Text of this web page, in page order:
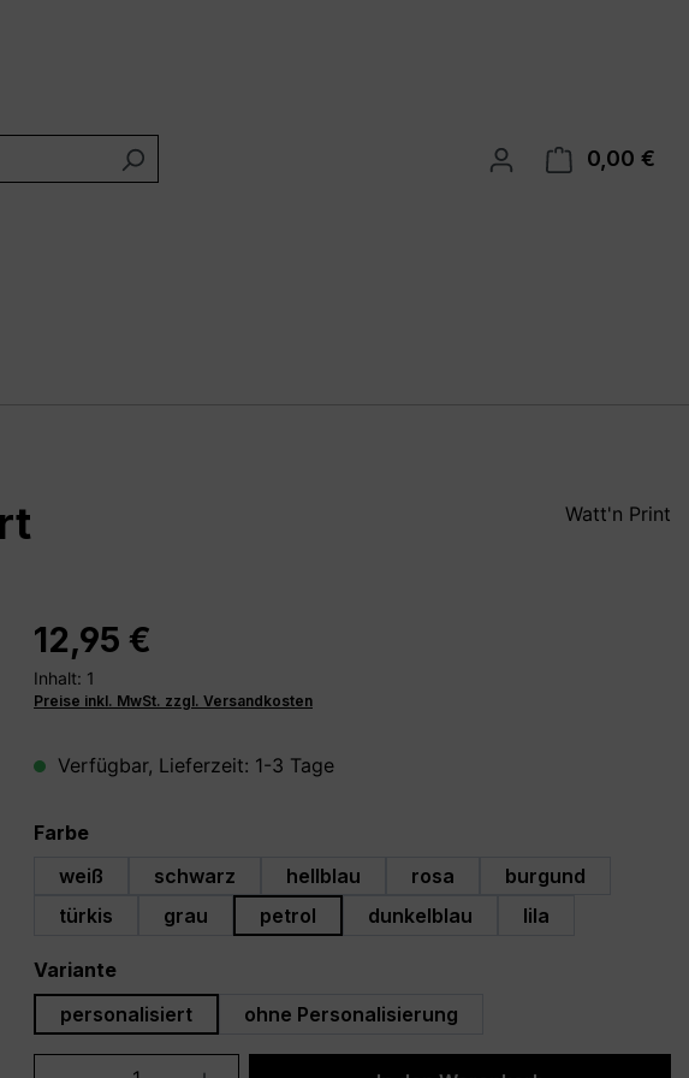
0,00 €
Watt'n Print
12,95 €
Inhalt: 1
Preise inkl. MwSt. zzgl. Versandkosten
Verfügbar, Lieferzeit: 1-3 Tage
Farbeauswählen
weiß
schwarz hellblau rosa
burgund
türkis
grau petrol dunkelblau lila
Varianteauswählen
personalisiert
ohne Personalisierung